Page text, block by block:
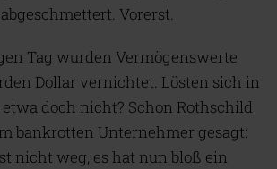
Vorerst.
Tag wurden Vermögenswerte
Dollar vernichtet. Lösten sich in
doch nicht? Schon Rothschild
bankrotten Unternehmer gesagt:
nicht weg, es hat nun bloß ein